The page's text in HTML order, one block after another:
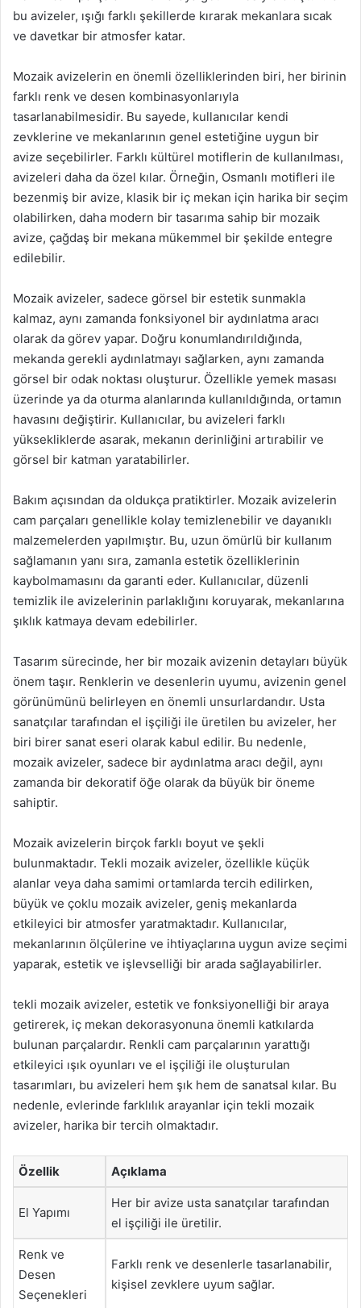
bu avizeler, ışığı farklı şekillerde kırarak mekanlara sıcak
ve davetkar bir atmosfer katar.
Mozaik avizelerin en önemli özelliklerinden biri, her birinin
farklı renk ve desen kombinasyonlarıyla
tasarlanabilmesidir. Bu sayede, kullanıcılar kendi
zevklerine ve mekanlarının genel estetiğine uygun bir
avize seçebilirler. Farklı kültürel motiflerin de kullanılması,
avizeleri daha da özel kılar. Örneğin, Osmanlı motifleri ile
bezenmiş bir avize, klasik bir iç mekan için harika bir seçim
olabilirken, daha modern bir tasarıma sahip bir mozaik
avize, çağdaş bir mekana mükemmel bir şekilde entegre
edilebilir.
Mozaik avizeler, sadece görsel bir estetik sunmakla
kalmaz, aynı zamanda fonksiyonel bir aydınlatma aracı
olarak da görev yapar. Doğru konumlandırıldığında,
mekanda gerekli aydınlatmayı sağlarken, aynı zamanda
görsel bir odak noktası oluşturur. Özellikle yemek masası
üzerinde ya da oturma alanlarında kullanıldığında, ortamın
havasını değiştirir. Kullanıcılar, bu avizeleri farklı
yüksekliklerde asarak, mekanın derinliğini artırabilir ve
görsel bir katman yaratabilirler.
Bakım açısından da oldukça pratiktirler. Mozaik avizelerin
cam parçaları genellikle kolay temizlenebilir ve dayanıklı
malzemelerden yapılmıştır. Bu, uzun ömürlü bir kullanım
sağlamanın yanı sıra, zamanla estetik özelliklerinin
kaybolmamasını da garanti eder. Kullanıcılar, düzenli
temizlik ile avizelerinin parlaklığını koruyarak, mekanlarına
şıklık katmaya devam edebilirler.
Tasarım sürecinde, her bir mozaik avizenin detayları büyük
önem taşır. Renklerin ve desenlerin uyumu, avizenin genel
görünümünü belirleyen en önemli unsurlardandır. Usta
sanatçılar tarafından el işçiliği ile üretilen bu avizeler, her
biri birer sanat eseri olarak kabul edilir. Bu nedenle,
mozaik avizeler, sadece bir aydınlatma aracı değil, aynı
zamanda bir dekoratif öğe olarak da büyük bir öneme
sahiptir.
Mozaik avizelerin birçok farklı boyut ve şekli
bulunmaktadır. Tekli mozaik avizeler, özellikle küçük
alanlar veya daha samimi ortamlarda tercih edilirken,
büyük ve çoklu mozaik avizeler, geniş mekanlarda
etkileyici bir atmosfer yaratmaktadır. Kullanıcılar,
mekanlarının ölçülerine ve ihtiyaçlarına uygun avize seçimi
yaparak, estetik ve işlevselliği bir arada sağlayabilirler.
tekli mozaik avizeler, estetik ve fonksiyonelliği bir araya
getirerek, iç mekan dekorasyonuna önemli katkılarda
bulunan parçalardır. Renkli cam parçalarının yarattığı
etkileyici ışık oyunları ve el işçiliği ile oluşturulan
tasarımları, bu avizeleri hem şık hem de sanatsal kılar. Bu
nedenle, evlerinde farklılık arayanlar için tekli mozaik
avizeler, harika bir tercih olmaktadır.
Özellik Açıklama
El Yapımı
Her bir avize usta sanatçılar tarafından
el işçiliği ile üretilir.
Renk ve
Desen
Seçenekleri
Farklı renk ve desenlerle tasarlanabilir,
kişisel zevklere uyum sağlar.